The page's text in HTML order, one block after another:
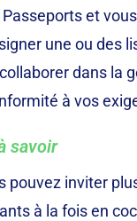
et
une ou des
dans la
à vos
savoir
pouvez inviter
à la fois en